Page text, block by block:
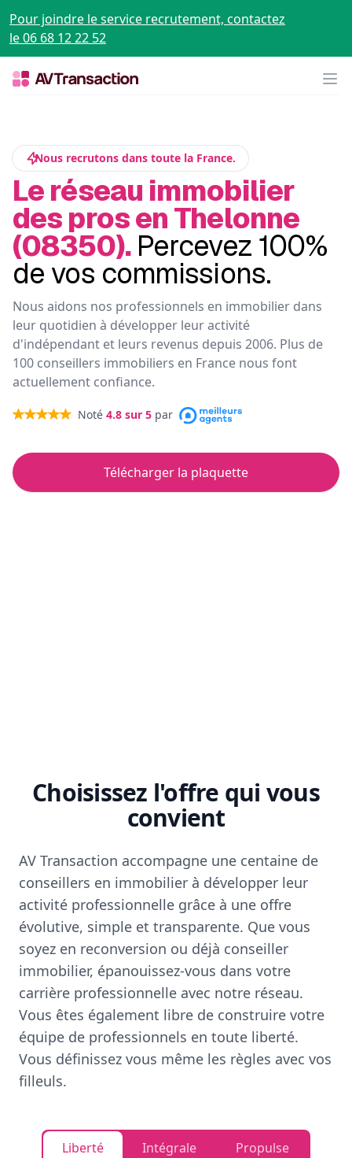
Pour joindre le service recrutement, contactez
le 06 68 12 22 52
Nous recrutons dans toute la France.
Le réseau immobilier
des pros en Thelonne
(08350). Percevez 100%
de vos commissions.
Nous aidons nos professionnels en immobilier dans
leur quotidien à développer leur activité
d'indépendant et leurs revenus depuis 2006. Plus de
100 conseillers immobiliers en France nous font
actuellement confiance.
Noté 4.8 sur 5 par
Télécharger la plaquette
Choisissez l'offre qui vous
convient
AV Transaction accompagne une centaine de
conseillers en immobilier à développer leur
activité professionnelle grâce à une offre
évolutive, simple et transparente. Que vous
soyez en reconversion ou déjà conseiller
immobilier, épanouissez-vous dans votre
carrière professionnelle avec notre réseau.
Vous êtes également libre de construire votre
équipe de professionnels en toute liberté.
Vous définissez vous même les règles avec vos
filleuls.
Liberté Intégrale Propulse